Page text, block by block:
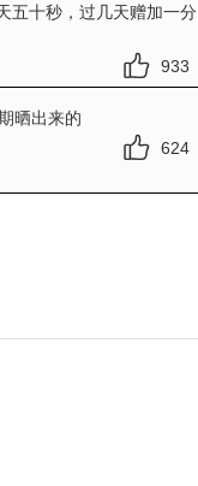
五十秒，过几天赠加一分
933
晒出来的
624